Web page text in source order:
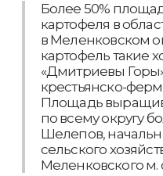
Более 50%
картофеля в
в Меленковском
картофель такие
«Дмитриевы
крестьянско-
Площадь
по всему округу
Шелепов,
сельского
Меленковского м.